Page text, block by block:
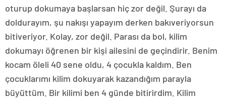
oturup dokumaya başlarsan hiç zor değil. Şurayı da
doldurayım, şu nakışı yapayım derken bakıveriyorsun
bitiveriyor. Kolay, zor değil. Parası da bol, kilim
dokumayı öğrenen bir kişi ailesini de geçindirir. Benim
kocam öleli 40 sene oldu, 4 çocukla kaldım. Ben
çocuklarımı kilim dokuyarak kazandığım parayla
büyüttüm. Bir kilimi ben 4 günde bitirirdim. Kilim